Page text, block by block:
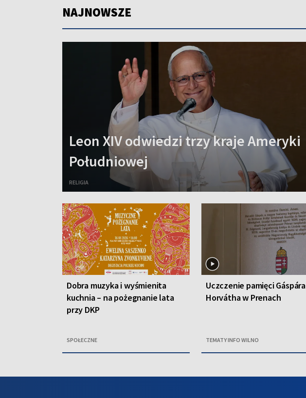
NAJNOWSZE
Leon XIV odwiedzi trzy kraje Ameryki
Południowej
RELIGIA
Dobra muzyka i wyśmienita
kuchnia – na pożegnanie lata
przy DKP
SPOŁECZNE
Uczczenie pamięci Gáspára
Horvátha w Prenach
TEMATY INFO WILNO